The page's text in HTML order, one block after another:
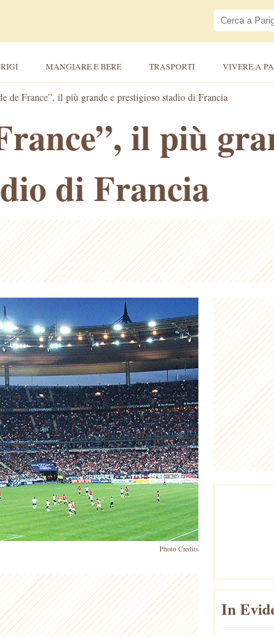
MANGIARE E BERE TRASPORTI VIVERE A
de France”, il più grande e prestigioso stadio di Francia
il più
di Francia
Photo Credits
In